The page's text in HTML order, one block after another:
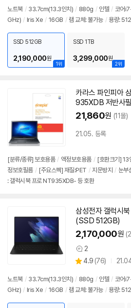
견
점
리
뷰
노트북 / 33.7cm(13.3인치) / 880g / 인텔 / 코어
GHz) / Iris Xe / 16GB / 램 교체: 불가능 / 용량:
1위
SSD 512GB
2,190,000원
2위
SSD 1TB
3,299,000원
카라스 파인피아
935XDB 저반사
21,860원 (11몰)
21.05. 등록
[분류/종류] 보호용품 / 액정보호용품 / [호환크기] 13
정보호필름 / [주요스펙] 재질:PET / 지문방지 / 눈부
: 갤럭시북 프로 NT935XDB- 등 호환
삼성전자 갤럭시
(SSD 512GB)
2,170,000원
상
품
견
2
별
점
4.9 (상
리
뷰
76)
노트북 / 33.7cm(13.3인치) / 880g / 인텔 / 코어
GHz) / Iris Xe / 16GB / 램 교체: 불가능 / 용량: